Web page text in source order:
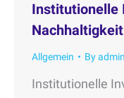
Institutionelle
Allgemein Byadmin
Institutionelle